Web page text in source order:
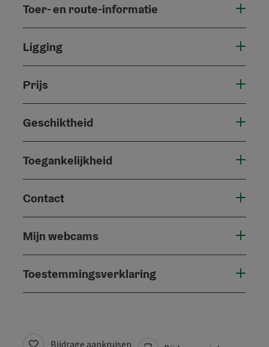
Toer- en route-informatie
Ligging
Prijs
Geschiktheid
Toegankelijkheid
Contact
Mijn webcams
Toestemmingsverklaring
Bijdrage aankruisen